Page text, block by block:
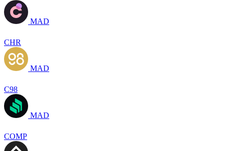
MAD
CHR
MAD
C98
MAD
COMP